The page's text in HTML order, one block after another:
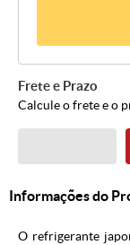
Frete e Prazo
Calcule o frete e o
Informações do
O refrigerante